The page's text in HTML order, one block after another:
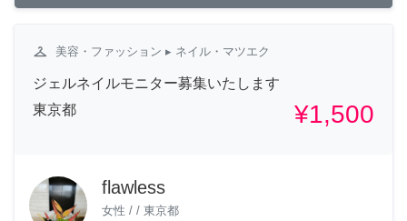
checkroom 美容・ファッション ▸ ネイル・マツエク
ジェルネイルモニター募集いたします
東京都
¥1,500
flawless
女性 / / 東京都